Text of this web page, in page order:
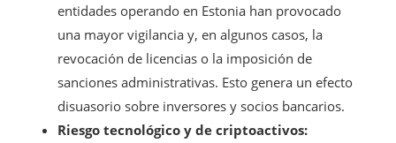
entidades operando en Estonia han provocado
una mayor vigilancia y, en algunos casos, la
revocación de licencias o la imposición de
sanciones administrativas. Esto genera un efecto
disuasorio sobre inversores y socios bancarios.
Riesgo tecnológico y de criptoactivos: